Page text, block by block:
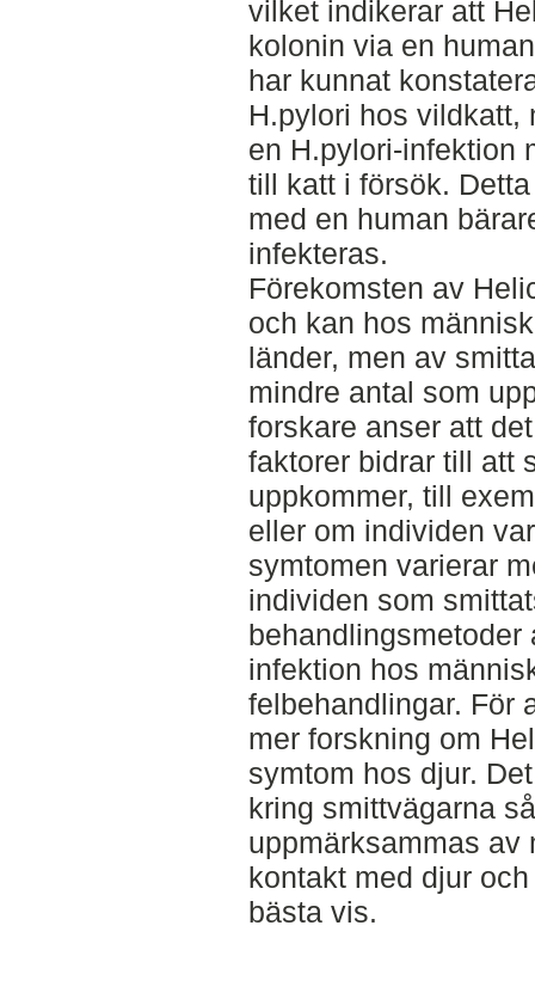
vilket indikerar att
kolonin via en
har kunnat
H.pylori hos vildkatt,
en H.pylori-infektion
till katt i försök.
med en human
infekteras.
Förekomsten av
och kan hos
länder, men av
mindre antal som
forskare anser att
faktorer bidrar till att
uppkommer, till
eller om individen
symtomen varierar
individen som
behandlingsmetoder
infektion hos
felbehandlingar. För
mer forskning om
symtom hos djur.
kring smittvägarna
uppmärksammas av
kontakt med djur
bästa vis.